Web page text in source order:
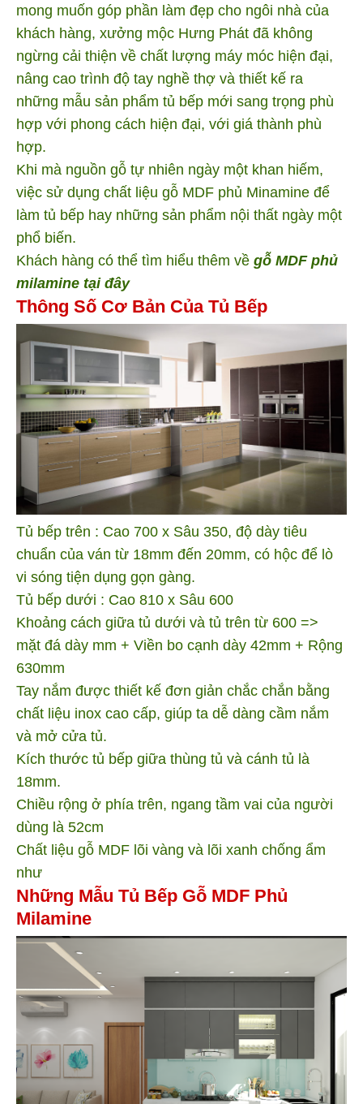
mong muốn góp phần làm đẹp cho ngôi nhà của
khách hàng, xưởng mộc Hưng Phát đã không
ngừng cải thiện về chất lượng máy móc hiện đại,
nâng cao trình độ tay nghề thợ và thiết kế ra
những mẫu sản phẩm tủ bếp mới sang trọng phù
hợp với phong cách hiện đại, với giá thành phù
hợp.
Khi mà nguồn gỗ tự nhiên ngày một khan hiếm,
việc sử dụng chất liệu gỗ MDF phủ Minamine để
làm tủ bếp hay những sản phẩm nội thất ngày một
phổ biến.
Khách hàng có thể tìm hiểu thêm về gỗ MDF phủ
milamine tại đây
Thông Số Cơ Bản Của Tủ Bếp
Tủ bếp trên : Cao 700 x Sâu 350, độ dày tiêu
chuẩn của ván từ 18mm đến 20mm, có hộc để lò
vi sóng tiện dụng gọn gàng.
Tủ bếp dưới : Cao 810 x Sâu 600
Khoảng cách giữa tủ dưới và tủ trên từ 600 =>
mặt đá dày mm + Viền bo cạnh dày 42mm + Rộng
630mm
Tay nắm được thiết kế đơn giản chắc chắn bằng
chất liệu inox cao cấp, giúp ta dễ dàng cầm nắm
và mở cửa tủ.
Kích thước tủ bếp giữa thùng tủ và cánh tủ là
18mm.
Chiều rộng ở phía trên, ngang tầm vai của người
dùng là 52cm
Chất liệu gỗ MDF lõi vàng và lõi xanh chống ẩm
như
Những Mẫu Tủ Bếp Gỗ MDF Phủ
Milamine